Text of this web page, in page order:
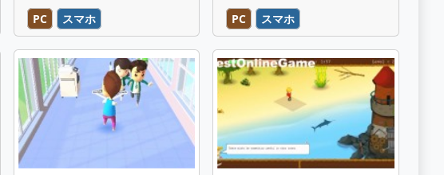
PC スマホ PC スマホ